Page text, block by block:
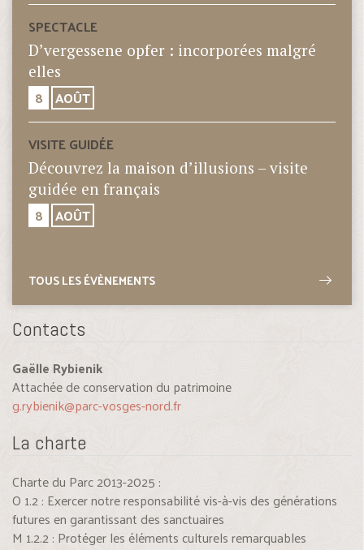
SPECTACLE
D’vergessene opfer : incorporées malgré
elles
8 AOÛT
VISITE GUIDÉE
Découvrez la maison d’illusions – visite
guidée en français
8 AOÛT
TOUS LES ÉVÈNEMENTS
Contacts
Gaëlle Rybienik
Attachée de conservation du patrimoine
g.rybienik@parc-vosges-nord.fr
La charte
Charte du Parc 2013-2025 :
O 1.2 : Exercer notre responsabilité vis-à-vis des générations
futures en garantissant des sanctuaires
M 1.2.2 : Protéger les éléments culturels remarquables